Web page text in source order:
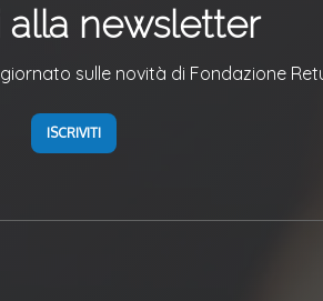
alla newsletter
sulle novità di Fondazione
ISCRIVITI